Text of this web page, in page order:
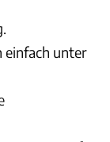
einfach unter